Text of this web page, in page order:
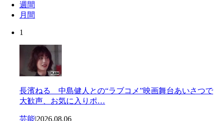
週間
月間
1
長濱ねる 中島健人との“ラブコメ”映画舞台あいさつで
大歓声、お気に入りポ…
芸能|2026.08.06